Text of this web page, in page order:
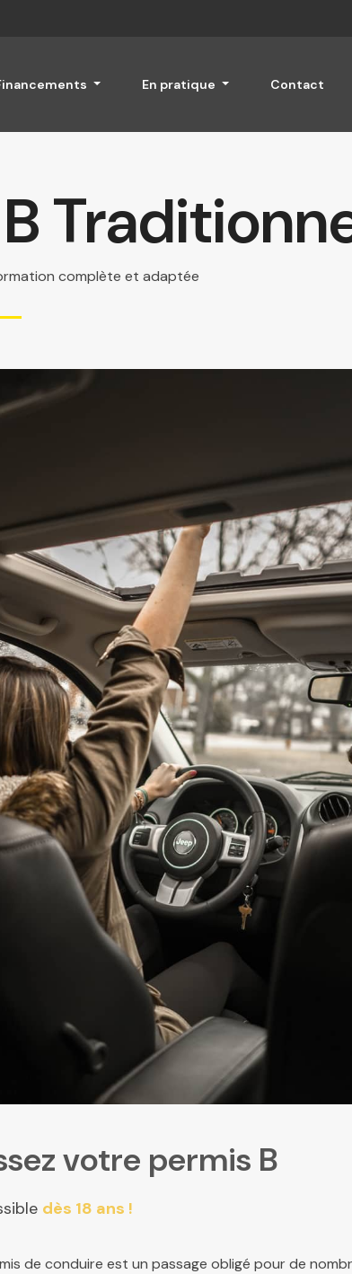
En pratique Contact
complète et adaptée
votre permis B
dès 18 ans !
de conduire est un passage obligé pour de